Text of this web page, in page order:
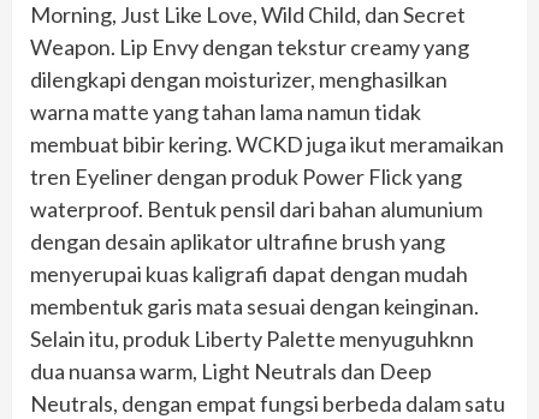
Morning, Just Like Love, Wild Child, dan Secret
Weapon. Lip Envy dengan tekstur creamy yang
dilengkapi dengan moisturizer, menghasilkan
warna matte yang tahan lama namun tidak
membuat bibir kering. WCKD juga ikut meramaikan
tren Eyeliner dengan produk Power Flick yang
waterproof. Bentuk pensil dari bahan alumunium
dengan desain aplikator ultrafine brush yang
menyerupai kuas kaligrafi dapat dengan mudah
membentuk garis mata sesuai dengan keinginan.
Selain itu, produk Liberty Palette menyuguhknn
dua nuansa warm, Light Neutrals dan Deep
Neutrals, dengan empat fungsi berbeda dalam satu